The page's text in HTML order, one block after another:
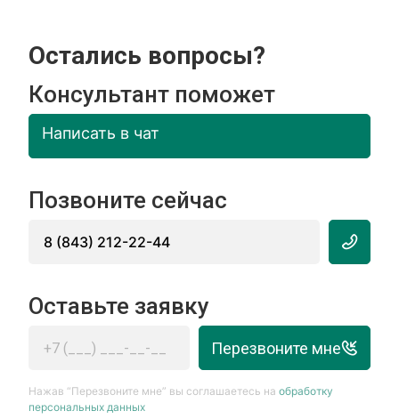
Остались вопросы?
Консультант поможет
Написать в чат
Позвоните сейчас
8 (843) 212-22-44
Оставьте заявку
Перезвоните мне
Нажав “Перезвоните мне” вы соглашаетесь наобработку
персональных данных